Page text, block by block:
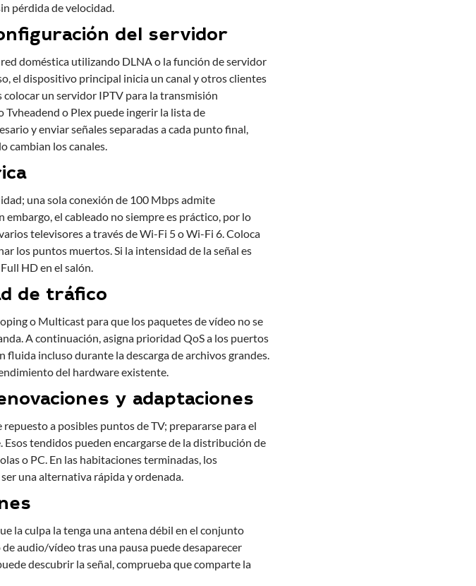
pérdida de velocidad.
del servidor
doméstica utilizando DLNA o la función de servidor
el dispositivo principal inicia un canal y otros clientes
colocar un servidor IPTV para la transmisión
o Plex puede ingerir la lista de
y enviar señales separadas a cada punto final,
cambian los canales.
una sola conexión de 100 Mbps admite
el cableado no siempre es práctico, por lo
televisores a través de Wi-Fi 5 o Wi-Fi 6. Coloca
los puntos muertos. Si la intensidad de la señal es
HD en el salón.
de tráfico
o Multicast para que los paquetes de vídeo no se
A continuación, asigna prioridad QoS a los puertos
fluida incluso durante la descarga de archivos grandes.
del hardware existente.
y adaptaciones
a posibles puntos de TV; prepararse para el
tendidos pueden encargarse de la distribución de
o PC. En las habitaciones terminadas, los
una alternativa rápida y ordenada.
la culpa la tenga una antena débil en el conjunto
audio/vídeo tras una pausa puede desaparecer
descubrir la señal, comprueba que comparte la